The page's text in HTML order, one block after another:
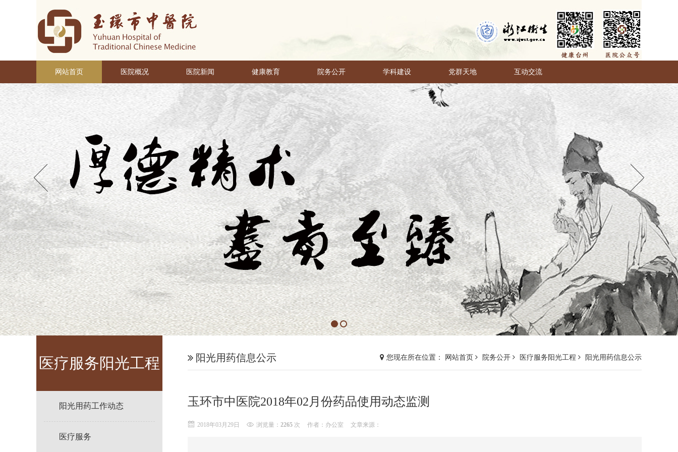
网站首页 医院概况 医院新闻 健康教育 院务公开 学科建设 党群天地 互动交流
医疗服务阳光工程
阳光用药工作动态
医疗服务
您现在所在位置： 网站首页 院务公开 医疗服务阳光工程 阳光用药信息公示
阳光用药信息公示
玉环市中医院2018年02月份药品使用动态监测
2018年03月29日 浏览量： 2265 次 作者：办公室 文章来源：